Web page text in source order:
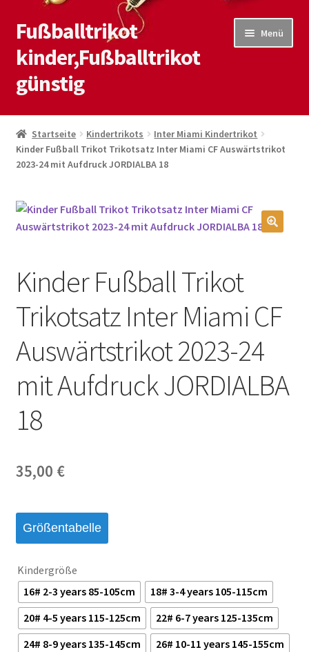
Zur
Navigation
springen
Zum
Inhalt
springen
Fußballtrikot
kinder,Fußballtrikot
günstig
Menü
Start
Blog
Kontaktiere uns
Startseite Kindertrikots
Inter Miami Kindertrikot
Kinder Fußball Trikot Trikotsatz Inter Miami CF Auswärtstrikot
2023-24 mit Aufdruck JORDIALBA 18
Kinder Fußball Trikot
Trikotsatz Inter Miami CF
Auswärtstrikot 2023-24
mit Aufdruck JORDIALBA
18
35,00 €
Größentabelle
Kindergröße
16# 2-3 years 85-105cm
18# 3-4 years 105-115cm
20# 4-5 years 115-125cm
22# 6-7 years 125-135cm
24# 8-9 years 135-145cm
26# 10-11 years 145-155cm